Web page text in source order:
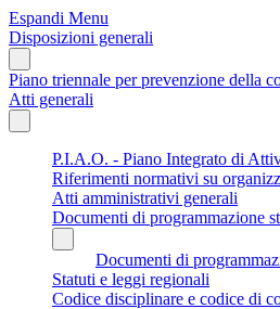
Espandi Menu
Disposizioni generali
Piano triennale per prevenzione della
Atti generali
P.I.A.O. - Piano Integrato di
Riferimenti normativi su
Atti amministrativi generali
Documenti di programmazione
Documenti di
Statuti e leggi regionali
Codice disciplinare e codice di